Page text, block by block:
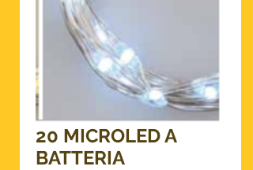
20 MICROLED A
BATTERIA